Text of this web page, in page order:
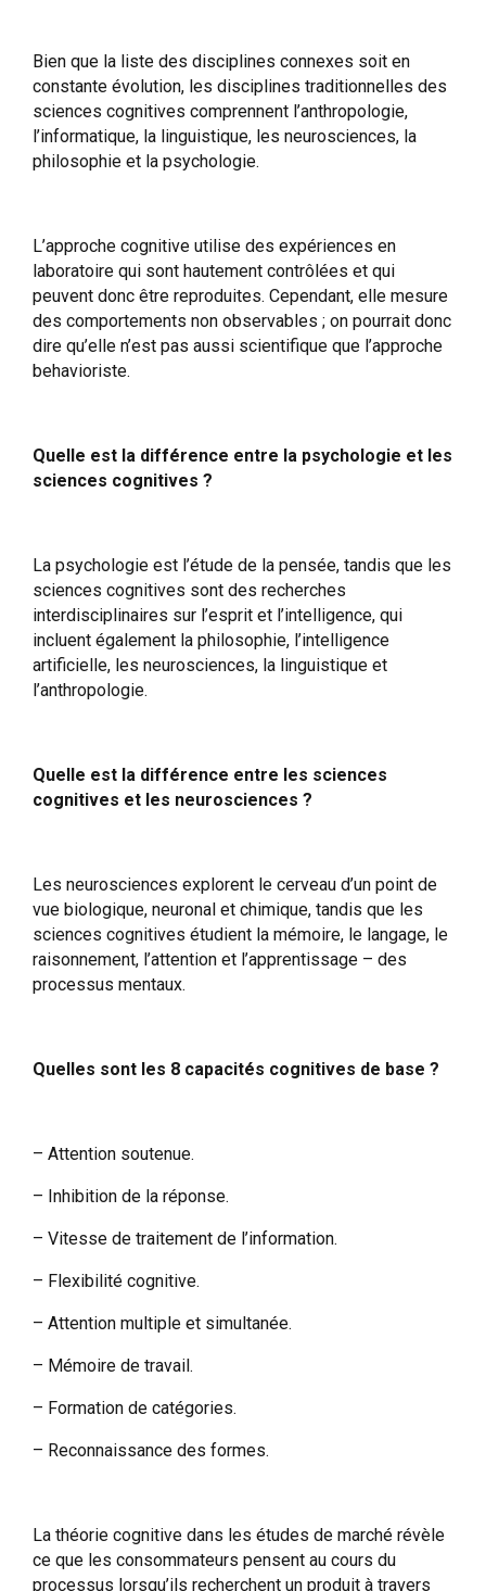
Bien que la liste des disciplines connexes soit en
constante évolution, les disciplines traditionnelles des
sciences cognitives comprennent l’anthropologie,
l’informatique, la linguistique, les neurosciences, la
philosophie et la psychologie.
L’approche cognitive utilise des expériences en
laboratoire qui sont hautement contrôlées et qui
peuvent donc être reproduites. Cependant, elle mesure
des comportements non observables ; on pourrait donc
dire qu’elle n’est pas aussi scientifique que l’approche
behavioriste.
Quelle est la différence entre la psychologie et les
sciences cognitives ?
La psychologie est l’étude de la pensée, tandis que les
sciences cognitives sont des recherches
interdisciplinaires sur l’esprit et l’intelligence, qui
incluent également la philosophie, l’intelligence
artificielle, les neurosciences, la linguistique et
l’anthropologie.
Quelle est la différence entre les sciences
cognitives et les neurosciences ?
Les neurosciences explorent le cerveau d’un point de
vue biologique, neuronal et chimique, tandis que les
sciences cognitives étudient la mémoire, le langage, le
raisonnement, l’attention et l’apprentissage – des
processus mentaux.
Quelles sont les 8 capacités cognitives de base ?
– Attention soutenue.
– Inhibition de la réponse.
– Vitesse de traitement de l’information.
– Flexibilité cognitive.
– Attention multiple et simultanée.
– Mémoire de travail.
– Formation de catégories.
– Reconnaissance des formes.
La théorie cognitive dans les études de marché révèle
ce que les consommateurs pensent au cours du
processus lorsqu’ils recherchent un produit à travers